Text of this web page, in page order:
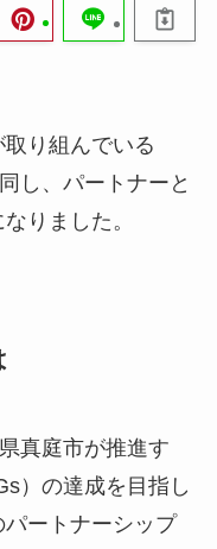
り組んでいる
し、パートナーと
りました。
真庭市が推進す
）の達成を目指し
ートナーシップ